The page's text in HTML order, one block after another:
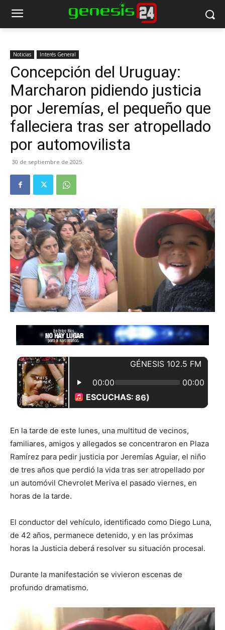
Noticias Interés General
Concepción del Uruguay:
Marcharon pidiendo justicia
por Jeremías, el pequeño que
falleciera tras ser atropellado
por automovilista
30 de septiembre de 2025
En la tarde de este lunes, una multitud de vecinos,
familiares, amigos y allegados se concentraron en Plaza
Ramírez para pedir justicia por Jeremías Aguiar, el niño
de tres años que perdió la vida tras ser atropellado por
un automóvil Chevrolet Meriva el pasado viernes, en
horas de la tarde.
El conductor del vehículo, identificado como Diego Luna,
de 42 años, permanece detenido, y en las próximas
horas la Justicia deberá resolver su situación procesal.
Durante la manifestación se vivieron escenas de
profundo dramatismo.